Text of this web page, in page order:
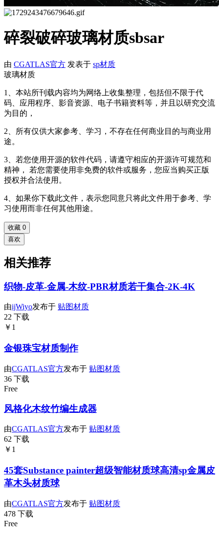
碎裂破碎玻璃材质sbsar
由 CGATLAS官方 发表于 sp材质
玻璃材质
1、本站所刊载内容均为网络上收集整理，包括但不限于代
码、应用程序、影音资源、电子书籍资料等，并且以研究交流
为目的，
2、所有仅供大家参考、学习，不存在任何商业目的与商业用
途。
3、若您使用开源的软件代码，请遵守相应的开源许可规范和
精神， 若您需要使用非免费的软件或服务，您应当购买正版
授权并合法使用。
4、如果你下载此文件，表示您同意只将此文件用于参考、学
习使用而非任何其他用途。
收藏 0
喜欢
相关推荐
织物-皮革-金属-木纹-PBR材质若干集合-2K-4K
由ijWiyo发布于 贴图材质
22 下载
￥1
金银珠宝材质制作
由CGATLAS官方发布于 贴图材质
36 下载
Free
风格化木纹竹编生成器
由CGATLAS官方发布于 贴图材质
62 下载
￥1
45套Substance painter超级智能材质球高清sp金属皮
革木头材质球
由CGATLAS官方发布于 贴图材质
478 下载
Free